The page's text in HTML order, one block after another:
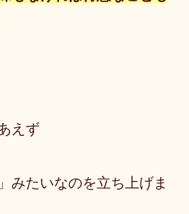
えず
みたいなのを立ち上げま